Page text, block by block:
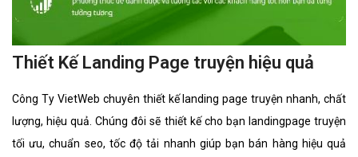
Thiết Kế Landing Page truyện hiệu quả
Công Ty VietWeb chuyên thiết kế landing page truyện nhanh, chất
lượng, hiệu quả. Chúng đôi sẽ thiết kế cho bạn landingpage truyện
tối ưu, chuẩn seo, tốc độ tải nhanh giúp bạn bán hàng hiệu quả